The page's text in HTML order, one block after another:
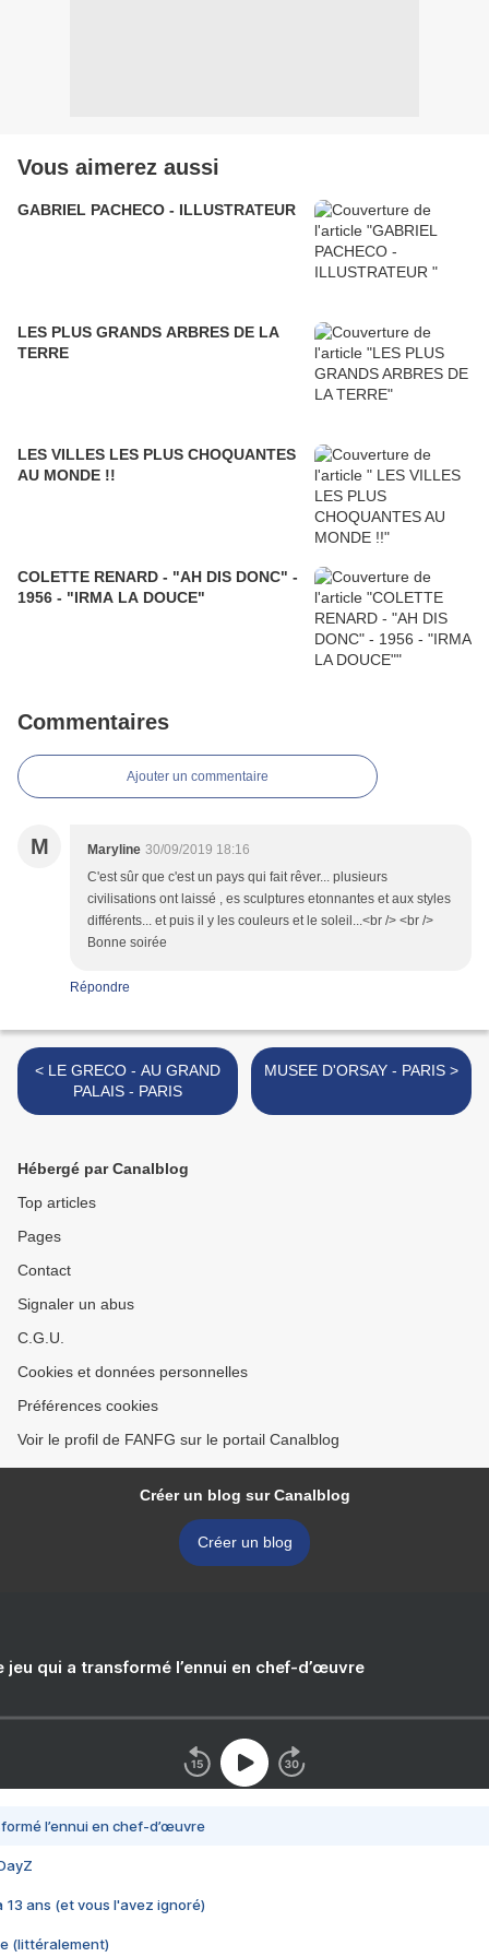
Vous aimerez aussi
GABRIEL PACHECO - ILLUSTRATEUR
LES PLUS GRANDS ARBRES DE LA
TERRE
LES VILLES LES PLUS CHOQUANTES
AU MONDE !!
COLETTE RENARD - "AH DIS DONC" -
1956 - "IRMA LA DOUCE"
Commentaires
Ajouter un commentaire
M Maryline 30/09/2019 18:16
C'est sûr que c'est un pays qui fait rêver... plusieurs
civilisations ont laissé , es sculptures etonnantes et aux styles
différents... et puis il y les couleurs et le soleil...<br /> <br />
Bonne soirée
Répondre
< LE GRECO - AU GRAND
PALAIS - PARIS
MUSEE D'ORSAY - PARIS >
Hébergé par Canalblog
Top articles
Pages
Contact
Signaler un abus
C.G.U.
Cookies et données personnelles
Préférences cookies
Voir le profil de FANFG sur le portail Canalblog
Créer un blog sur Canalblog
Créer un blog
jeu qui a transformé l’ennui en chef-d’œuvre
l’ennui en chef-d’œuvre
13 ans (et vous l'avez ignoré)
(littéralement)